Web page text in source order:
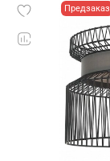
Предзаказ